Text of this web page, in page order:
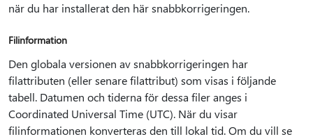
när du har installerat den här snabbkorrigeringen.
Filinformation
Den globala versionen av snabbkorrigeringen har
filattributen (eller senare filattribut) som visas i följande
tabell. Datumen och tiderna för dessa filer anges i
Coordinated Universal Time (UTC). När du visar
filinformationen konverteras den till lokal tid. Om du vill se